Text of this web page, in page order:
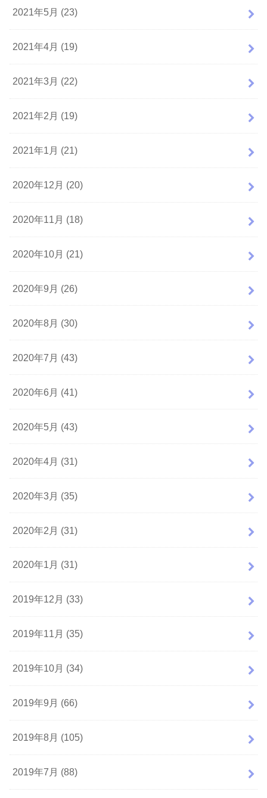
2021年5月 (23)
2021年4月 (19)
2021年3月 (22)
2021年2月 (19)
2021年1月 (21)
2020年12月 (20)
2020年11月 (18)
2020年10月 (21)
2020年9月 (26)
2020年8月 (30)
2020年7月 (43)
2020年6月 (41)
2020年5月 (43)
2020年4月 (31)
2020年3月 (35)
2020年2月 (31)
2020年1月 (31)
2019年12月 (33)
2019年11月 (35)
2019年10月 (34)
2019年9月 (66)
2019年8月 (105)
2019年7月 (88)